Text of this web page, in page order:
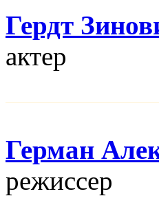
Гердт
актер
Герман
режисcер